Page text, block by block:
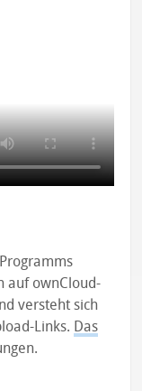
auf ownCloud-
versteht sich
Links. Das